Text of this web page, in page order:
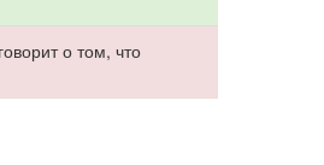
о том, что